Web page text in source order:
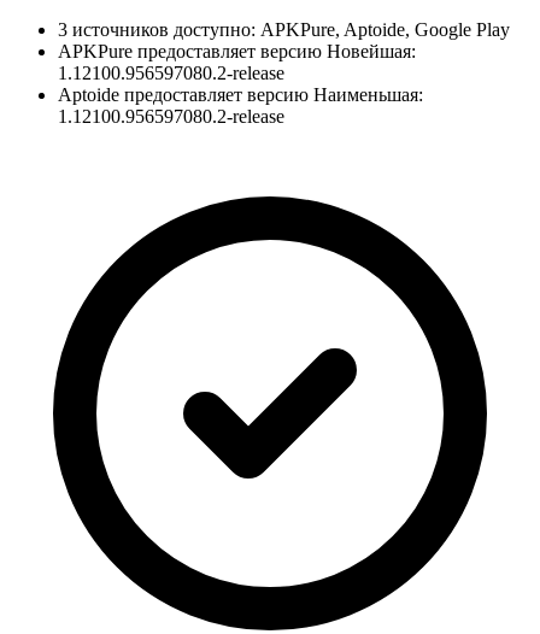
3 источников доступно: APKPure, Aptoide, Google Play
APKPure предоставляет версию Новейшая:
1.12100.956597080.2-release
Aptoide предоставляет версию Наименьшая:
1.12100.956597080.2-release